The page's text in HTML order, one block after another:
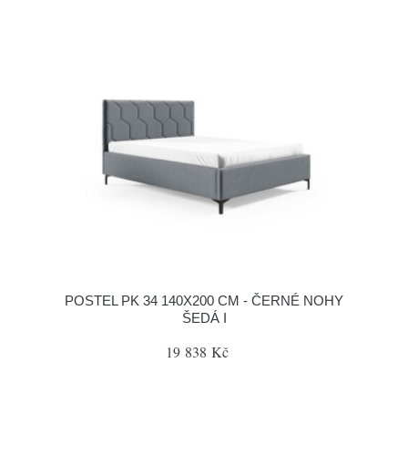
POSTEL PK 34 140X200 CM - ČERNÉ NOHY
ŠEDÁ I
19 838 Kč